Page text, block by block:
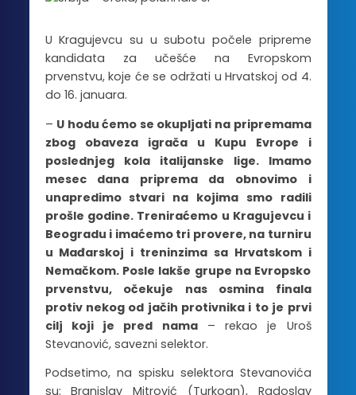
U Kragujevcu su u subotu počele pripreme
kandidata za učešće na Evropskom
prvenstvu, koje će se održati u Hrvatskoj od 4.
do 16. januara.
– U hodu ćemo se okupljati na pripremama
zbog obaveza igrača u Kupu Evrope i
poslednjeg kola italijanske lige. Imamo
mesec dana priprema da obnovimo i
unapredimo stvari na kojima smo radili
prošle godine. Treniraćemo u Kragujevcu i
Beogradu i imaćemo tri provere, na turniru
u Mađarskoj i treninzima sa Hrvatskom i
Nemačkom. Posle lakše grupe na Evropsko
prvenstvu, očekuje nas osmina finala
protiv nekog od jačih protivnika i to je prvi
cilj koji je pred nama– rekao je Uroš
Stevanović, savezni selektor.
Podsetimo, na spisku selektora Stevanovića
su: Branislav Mitrović (Turkoan), Radoslav